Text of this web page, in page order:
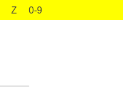
Z 0-9